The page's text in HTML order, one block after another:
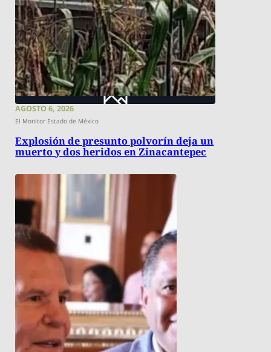
AGOSTO 6, 2026
El Monitor Estado de México
Explosión de presunto polvorín deja un
muerto y dos heridos en Zinacantepec